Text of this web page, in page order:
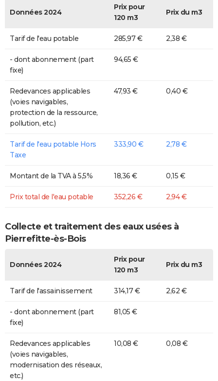
Données 2024
Prix pour
120 m3
Prix du m3
Tarif de l'eau potable 285,97 € 2,38 €
- dont abonnement (part
fixe)
94,65 €
Redevances applicables
(voies navigables,
protection de la ressource,
pollution, etc.)
47,93 € 0,40 €
Tarif de l'eau potable Hors
Taxe
333,90 € 2,78 €
Montant de la TVA à 5,5% 18,36 € 0,15 €
Prix total de l'eau potable 352,26 € 2,94 €
Collecte et traitement des eaux usées à
Pierrefitte-ès-Bois
Données 2024
Prix pour
120 m3
Prix du m3
Tarif de l'assainissement 314,17 € 2,62 €
- dont abonnement (part
fixe)
81,05 €
Redevances applicables
(voies navigables,
modernisation des réseaux,
etc.)
10,08 € 0,08 €